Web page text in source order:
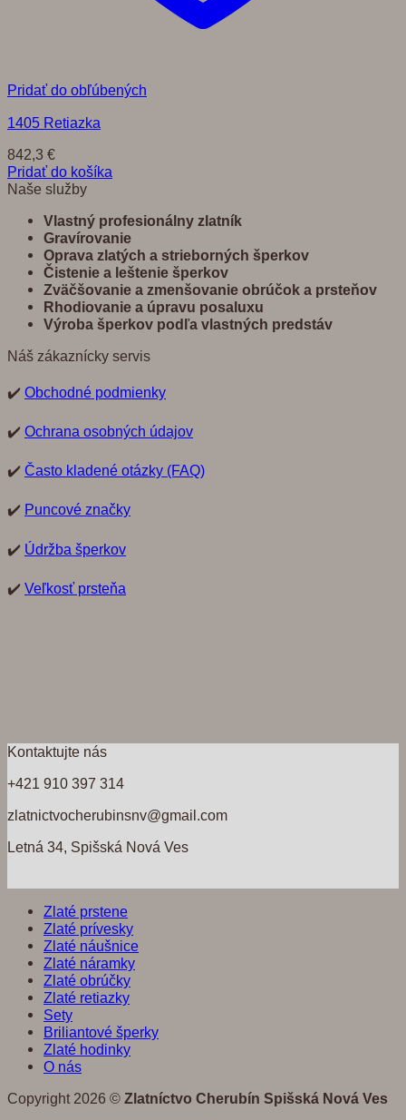
Pridať do obľúbených
1405 Retiazka
842,3 €
Pridať do košíka
Naše služby
Vlastný profesionálny zlatník
Gravírovanie
Oprava zlatých a strieborných šperkov
Čistenie a leštenie šperkov
Zväčšovanie a zmenšovanie obrúčok a prsteňov
Rhodiovanie a úpravu posaluxu
Výroba šperkov podľa vlastných predstáv
Náš zákaznícky servis
✔️ Obchodné podmienky
✔️ Ochrana osobných údajov
✔️ Často kladené otázky (FAQ)
✔️ Puncové značky
✔️ Údržba šperkov
✔️ Veľkosť prsteňa
Kontaktujte nás
+421 910 397 314
zlatnictvocherubinsnv@gmail.com
Letná 34, Spišská Nová Ves
Zlaté prstene
Zlaté prívesky
Zlaté náušnice
Zlaté náramky
Zlaté obrúčky
Zlaté retiazky
Sety
Briliantové šperky
Zlaté hodinky
O nás
Copyright 2026 © Zlatníctvo Cherubín Spišská Nová Ves